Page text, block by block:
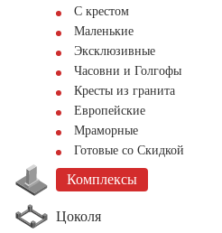
С крестом
Маленькие
Эксклюзивные
Часовни и Голгофы
Кресты из гранита
Европейские
Мраморные
Готовые со Скидкой
Комплексы
Цоколя